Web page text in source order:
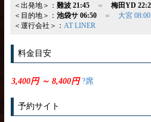
＜出発地＞： 難波 21:45＝ 梅田YD
＜目的地＞： 池袋サ 06:50＝
大宮 08:00
＜運行会社＞： AT LINER
料金目安
3,400円 ～ 8,400円?席
予約サイト